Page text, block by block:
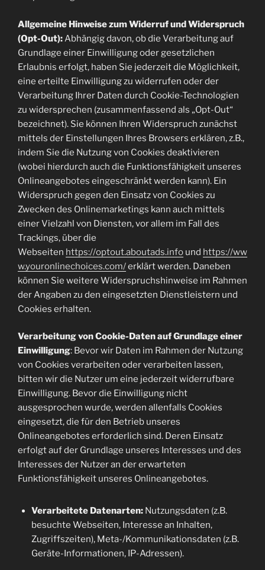
Allgemeine Hinweise zum Widerruf und Widerspruch
(Opt-Out): Abhängig davon, ob die Verarbeitung auf
Grundlage einer Einwilligung oder gesetzlichen
Erlaubnis erfolgt, haben Sie jederzeit die Möglichkeit,
eine erteilte Einwilligung zu widerrufen oder der
Verarbeitung Ihrer Daten durch Cookie-Technologien
zu widersprechen (zusammenfassend als „Opt-Out“
bezeichnet). Sie können Ihren Widerspruch zunächst
mittels der Einstellungen Ihres Browsers erklären, z.B.,
indem Sie die Nutzung von Cookies deaktivieren
(wobei hierdurch auch die Funktionsfähigkeit unseres
Onlineangebotes eingeschränkt werden kann). Ein
Widerspruch gegen den Einsatz von Cookies zu
Zwecken des Onlinemarketings kann auch mittels
einer Vielzahl von Diensten, vor allem im Fall des
Trackings, über die
Webseiten https://optout.aboutads.info und https://ww
w.youronlinechoices.com/erklärt werden. Daneben
können Sie weitere Widerspruchshinweise im Rahmen
der Angaben zu den eingesetzten Dienstleistern und
Cookies erhalten.
Verarbeitung von Cookie-Daten auf Grundlage einer
Einwilligung: Bevor wir Daten im Rahmen der Nutzung
von Cookies verarbeiten oder verarbeiten lassen,
bitten wir die Nutzer um eine jederzeit widerrufbare
Einwilligung. Bevor die Einwilligung nicht
ausgesprochen wurde, werden allenfalls Cookies
eingesetzt, die für den Betrieb unseres
Onlineangebotes erforderlich sind. Deren Einsatz
erfolgt auf der Grundlage unseres Interesses und des
Interesses der Nutzer an der erwarteten
Funktionsfähigkeit unseres Onlineangebotes.
Verarbeitete Datenarten:Nutzungsdaten (z.B.
besuchte Webseiten, Interesse an Inhalten,
Zugriffszeiten), Meta-/Kommunikationsdaten (z.B.
Geräte-Informationen, IP-Adressen).